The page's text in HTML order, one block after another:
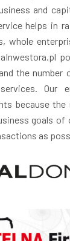
and
helps in
whole
the
Our
because
goals
as